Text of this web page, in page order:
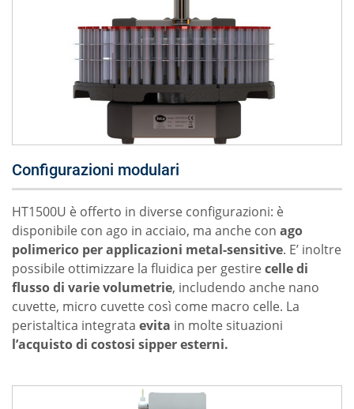
Configurazioni modulari
HT1500U è offerto in diverse configurazioni: è
disponibile con ago in acciaio, ma anche con ago
polimerico per applicazioni metal-sensitive. E’ inoltre
possibile ottimizzare la fluidica per gestirecelle di
flusso di varie volumetrie, includendo anche nano
cuvette, micro cuvette così come macro celle. La
peristaltica integrata evita in molte situazioni
l’acquisto di costosi sipper esterni.